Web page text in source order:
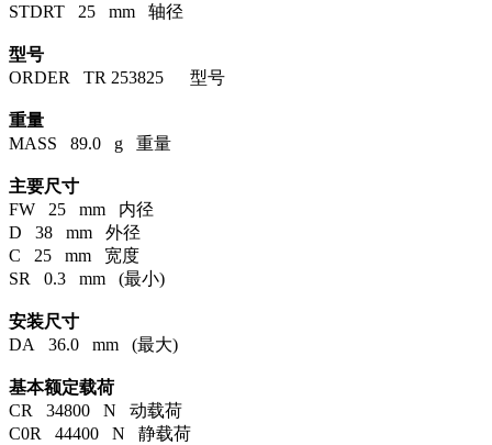
STDRT 25 mm 轴径
型号
ORDER TR 253825 型号
重量
MASS 89.0 g 重量
主要尺寸
FW 25 mm 内径
D 38 mm 外径
C 25 mm 宽度
SR 0.3 mm (最小)
安装尺寸
DA 36.0 mm (最大)
基本额定载荷
CR 34800 N 动载荷
C0R 44400 N 静载荷